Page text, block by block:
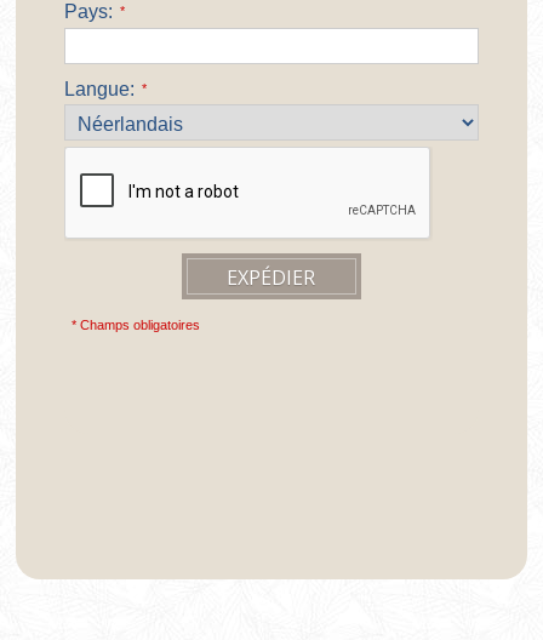
Pays: *
Langue: *
* Champs obligatoires